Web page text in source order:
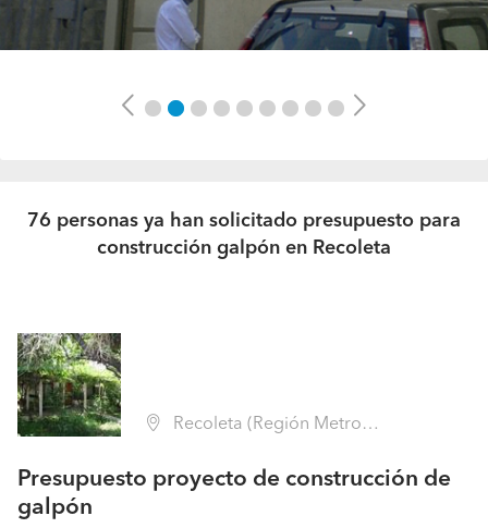
Previous Next
76 personas ya han solicitado presupuesto para
construcción galpón en Recoleta
Recoleta (Región Metropolitana - Santiago)
Presupuesto proyecto de construcción de
galpón